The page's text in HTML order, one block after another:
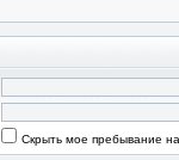
Скрыть мое пребывание